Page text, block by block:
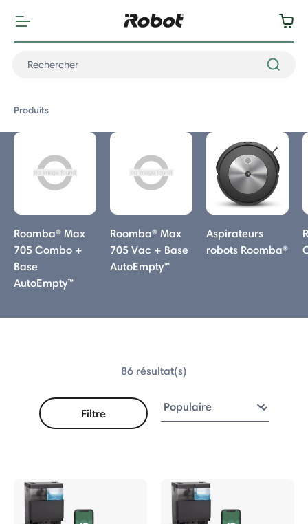
Produits
Roomba® Max
705 Combo +
Base
AutoEmpty™
Roomba® Max
705 Vac + Base
AutoEmpty™
Aspirateurs
robots Roomba®
Max 715 Vac
415 Combo Série
86 résultat(s)
Filtre